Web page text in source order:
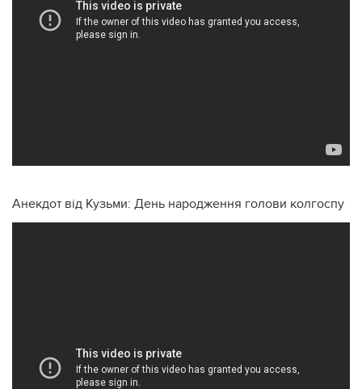
Анекдот від Кузьми: День народження голови колгоспу